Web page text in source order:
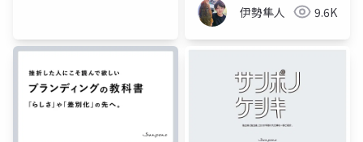
伊勢隼人 9.6K